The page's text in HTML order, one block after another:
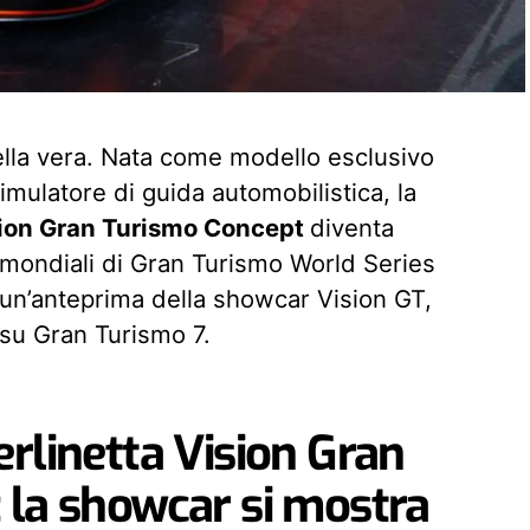
vera. Nata come modello esclusivo
di guida automobilistica, la
Gran Turismo Concept diventa
di Gran Turismo World Series
della showcar Vision GT,
Gran Turismo 7.
Vision Gran
showcar si mostra